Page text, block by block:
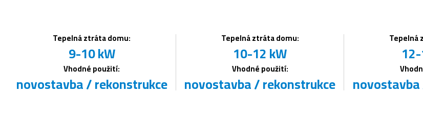
Tepelná ztráta domu:
9-10 kW
Vhodné použití:
novostavba / rekonstrukce
Tepelná ztráta domu:
10-12 kW
Vhodné použití:
novostavba / rekonstrukce
Tepelná